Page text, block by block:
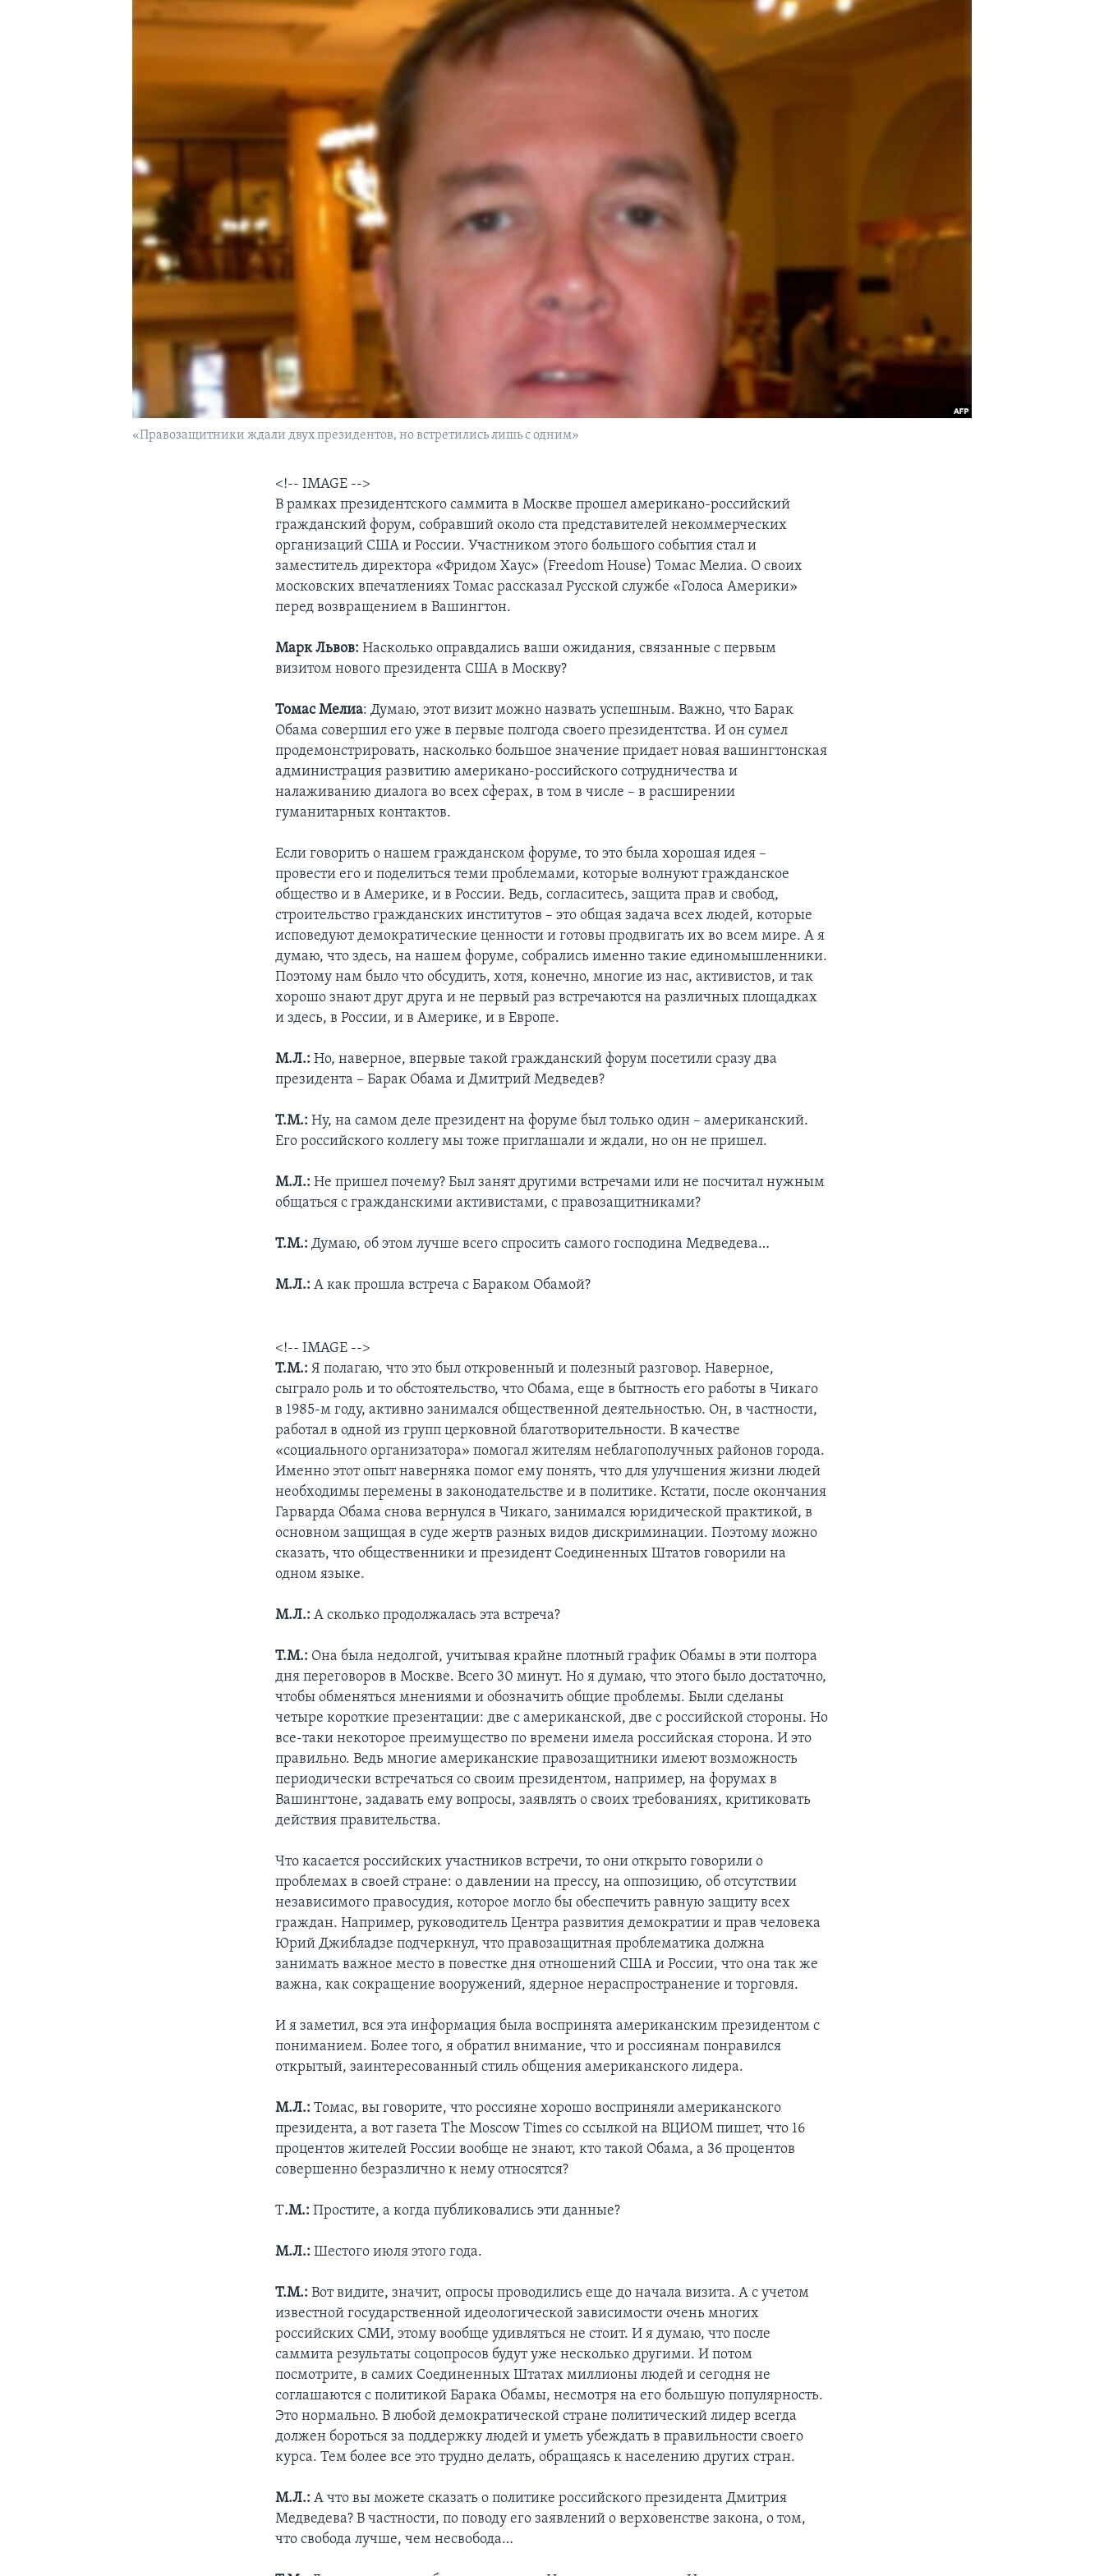
«Правозащитники ждали двух президентов, но встретились лишь с одним»
<!-- IMAGE -->
В рамках президентского саммита в Москве прошел американо-российский
гражданский форум, собравший около ста представителей некоммерческих
организаций США и России. Участником этого большого события стал и
заместитель директора «Фридом Хаус» (Freedom House) Томас Мелиа. О своих
московских впечатлениях Томас рассказал Русской службе «Голоса Америки»
перед возвращением в Вашингтон.
Марк Львов: Насколько оправдались ваши ожидания, связанные с первым
визитом нового президента США в Москву?
Томас Мелиа: Думаю, этот визит можно назвать успешным. Важно, что Барак
Обама совершил его уже в первые полгода своего президентства. И он сумел
продемонстрировать, насколько большое значение придает новая вашингтонская
администрация развитию американо-российского сотрудничества и
налаживанию диалога во всех сферах, в том в числе – в расширении
гуманитарных контактов.
Если говорить о нашем гражданском форуме, то это была хорошая идея –
провести его и поделиться теми проблемами, которые волнуют гражданское
общество и в Америке, и в России. Ведь, согласитесь, защита прав и свобод,
строительство гражданских институтов – это общая задача всех людей, которые
исповедуют демократические ценности и готовы продвигать их во всем мире. А я
думаю, что здесь, на нашем форуме, собрались именно такие единомышленники.
Поэтому нам было что обсудить, хотя, конечно, многие из нас, активистов, и так
хорошо знают друг друга и не первый раз встречаются на различных площадках
и здесь, в России, и в Америке, и в Европе.
М.Л.: Но, наверное, впервые такой гражданский форум посетили сразу два
президента – Барак Обама и Дмитрий Медведев?
Т.М.: Ну, на самом деле президент на форуме был только один – американский.
Его российского коллегу мы тоже приглашали и ждали, но он не пришел.
М.Л.: Не пришел почему? Был занят другими встречами или не посчитал нужным
общаться с гражданскими активистами, с правозащитниками?
Т.М.: Думаю, об этом лучше всего спросить самого господина Медведева…
М.Л.: А как прошла встреча с Бараком Обамой?
<!-- IMAGE -->
Т.М.:Я полагаю, что это был откровенный и полезный разговор. Наверное,
сыграло роль и то обстоятельство, что Обама, еще в бытность его работы в Чикаго
в 1985-м году, активно занимался общественной деятельностью. Он, в частности,
работал в одной из групп церковной благотворительности. В качестве
«социального организатора» помогал жителям неблагополучных районов города.
Именно этот опыт наверняка помог ему понять, что для улучшения жизни людей
необходимы перемены в законодательстве и в политике. Кстати, после окончания
Гарварда Обама снова вернулся в Чикаго, занимался юридической практикой, в
основном защищая в суде жертв разных видов дискриминации. Поэтому можно
сказать, что общественники и президент Соединенных Штатов говорили на
одном языке.
М.Л.: А сколько продолжалась эта встреча?
Т.М.: Она была недолгой, учитывая крайне плотный график Обамы в эти полтора
дня переговоров в Москве. Всего 30 минут. Но я думаю, что этого было достаточно,
чтобы обменяться мнениями и обозначить общие проблемы. Были сделаны
четыре короткие презентации: две с американской, две с российской стороны. Но
все-таки некоторое преимущество по времени имела российская сторона. И это
правильно. Ведь многие американские правозащитники имеют возможность
периодически встречаться со своим президентом, например, на форумах в
Вашингтоне, задавать ему вопросы, заявлять о своих требованиях, критиковать
действия правительства.
Что касается российских участников встречи, то они открыто говорили о
проблемах в своей стране: о давлении на прессу, на оппозицию, об отсутствии
независимого правосудия, которое могло бы обеспечить равную защиту всех
граждан. Например, руководитель Центра развития демократии и прав человека
Юрий Джибладзе подчеркнул, что правозащитная проблематика должна
занимать важное место в повестке дня отношений США и России, что она так же
важна, как сокращение вооружений, ядерное нераспространение и торговля.
И я заметил, вся эта информация была воспринята американским президентом с
пониманием. Более того, я обратил внимание, что и россиянам понравился
открытый, заинтересованный стиль общения американского лидера.
М.Л.: Томас, вы говорите, что россияне хорошо восприняли американского
президента, а вот газета The Moscow Times со ссылкой на ВЦИОМ пишет, что 16
процентов жителей России вообще не знают, кто такой Обама, а 36 процентов
совершенно безразлично к нему относятся?
Т.М.: Простите, а когда публиковались эти данные?
М.Л.:Шестого июля этого года.
Т.М.: Вот видите, значит, опросы проводились еще до начала визита. А с учетом
известной государственной идеологической зависимости очень многих
российских СМИ, этому вообще удивляться не стоит. И я думаю, что после
саммита результаты соцопросов будут уже несколько другими. И потом
посмотрите, в самих Соединенных Штатах миллионы людей и сегодня не
соглашаются с политикой Барака Обамы, несмотря на его большую популярность.
Это нормально. В любой демократической стране политический лидер всегда
должен бороться за поддержку людей и уметь убеждать в правильности своего
курса. Тем более все это трудно делать, обращаясь к населению других стран.
М.Л.:А что вы можете сказать о политике российского президента Дмитрия
Медведева? В частности, по поводу его заявлений о верховенстве закона, о том,
что свобода лучше, чем несвобода…